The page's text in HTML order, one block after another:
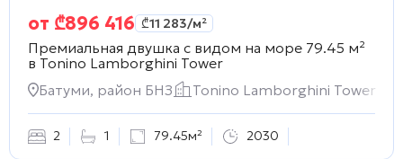
от ₾896 416 ₾11 283/м²
Премиальная двушка с видом на море 79.45 м²
в Tonino Lamborghini Tower
Батуми, район БНЗ
Tonino Lamborghini Tower
2 1 79.45м² 2030